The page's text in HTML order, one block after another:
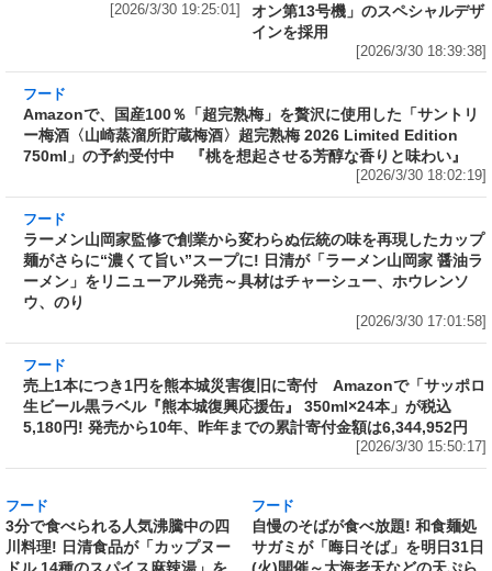
[2026/3/30 19:25:01]
オン第13号機」のスペシャルデザ
インを採用
[2026/3/30 18:39:38]
Amazonで、国産100％「超完熟梅」を贅沢に使
用した「サントリー梅酒〈山崎蒸溜所貯蔵梅
酒〉超完熟梅 2026 Limited Edition 750ml」の
予約受付中 『桃を想起させる芳醇な香りと味
わい』
フード
ラーメン山岡家監修で創業から変わらぬ伝統の
ープに! 日清が「ラーメン山岡家 醤油ラーメ
ン」をリニューアル発売～具材はチャーシュ
[2026/3/30 17:01:58]
フード
売上1本につき1円を熊本城災害復旧に寄付
Amazonで「サッポロ生ビール黒ラベル『熊本
発売から10年、昨年までの累計寄付金額は
6,344,952円
[2026/3/30 15:50:17]